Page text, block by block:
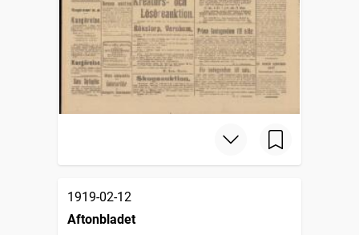
1919-02-12
Aftonbladet